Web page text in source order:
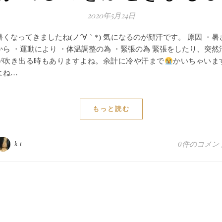
2020年5月24日
くなってきましたね(ノ´∀｀*) 気になるのが顔汗です。 原因 ・暑
ら ・運動により ・体温調整の為 ・緊張の為 緊張をしたり、突然
吹き出る時もありますよね。余計に冷や汗まで
かいちゃいま
ね…
もっと読む
k.t 0件のコメン